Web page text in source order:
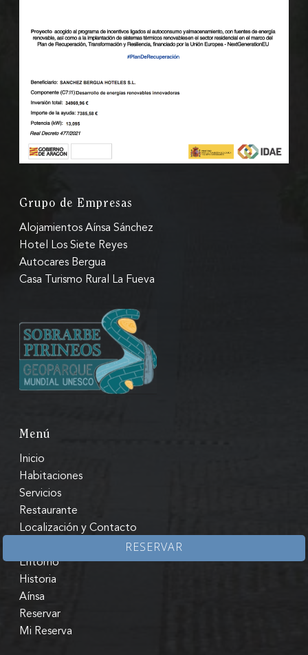
RESERVAR
Grupo de Empresas
Alojamientos Aínsa Sánchez
Hotel Los Siete Reyes
Autocares Bergua
Casa Turismo Rural La Fueva
Menú
Inicio
Habitaciones
Servicios
Restaurante
Localización y Contacto
Entorno
Historia
Aínsa
Reservar
Mi Reserva